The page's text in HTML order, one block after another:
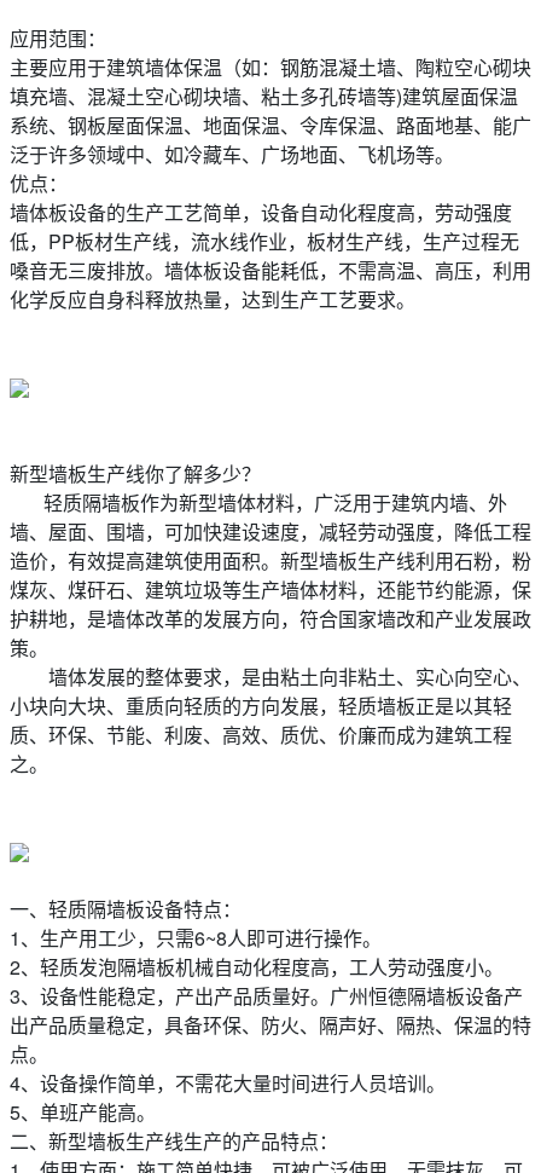
应用范围：
主要应用于建筑墙体保温（如：钢筋混凝土墙、陶粒空心砌块
填充墙、混凝土空心砌块墙、粘土多孔砖墙等)建筑屋面保温
系统、钢板屋面保温、地面保温、令库保温、路面地基、能广
泛于许多领域中、如冷藏车、广场地面、飞机场等。
优点：
墙体板设备的生产工艺简单，设备自动化程度高，劳动强度
低，PP板材生产线，流水线作业，板材生产线，生产过程无
嗓音无三废排放。墙体板设备能耗低，不需高温、高压，利用
化学反应自身科释放热量，达到生产工艺要求。
新型墙板生产线你了解多少？
轻质隔墙板作为新型墙体材料，广泛用于建筑内墙、外
墙、屋面、围墙，可加快建设速度，减轻劳动强度，降低工程
造价，有效提高建筑使用面积。新型墙板生产线利用石粉，粉
煤灰、煤矸石、建筑垃圾等生产墙体材料，还能节约能源，保
护耕地，是墙体改革的发展方向，符合国家墙改和产业发展政
策。
墙体发展的整体要求，是由粘土向非粘土、实心向空心、
小块向大块、重质向轻质的方向发展，轻质墙板正是以其轻
质、环保、节能、利废、高效、质优、价廉而成为建筑工程
之。
一、轻质隔墙板设备特点：
1、生产用工少，只需6~8人即可进行操作。
2、轻质发泡隔墙板机械自动化程度高，工人劳动强度小。
3、设备性能稳定，产出产品质量好。广州恒德隔墙板设备产
出产品质量稳定，具备环保、防火、隔声好、隔热、保温的特
点。
4、设备操作简单，不需花大量时间进行人员培训。
5、单班产能高。
二、新型墙板生产线生产的产品特点：